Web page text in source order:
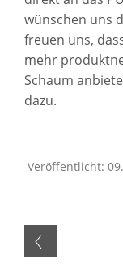
wünschen uns
freuen uns,
mehr
Schaum
dazu.
Veröffentlicht: